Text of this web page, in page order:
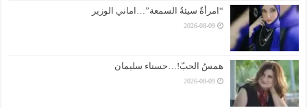
“امرأةٌ سيئةُ السمعة”…اماني الوزير
2026-08-09
همسُ الحبّ!…حسناء سليمان
2026-08-09